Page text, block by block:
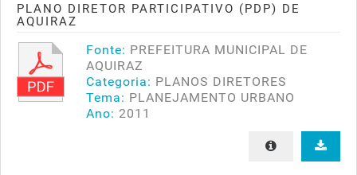
PLANO DIRETOR PARTICIPATIVO (PDP) DE
AQUIRAZ
Fonte: PREFEITURA MUNICIPAL DE
AQUIRAZ
Categoria: PLANOS DIRETORES
Tema: PLANEJAMENTO URBANO
Ano: 2011